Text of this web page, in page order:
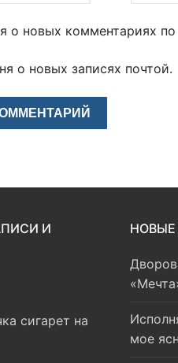
о новых комментариях по
о новых записях почтой.
И
сигарет на
мое